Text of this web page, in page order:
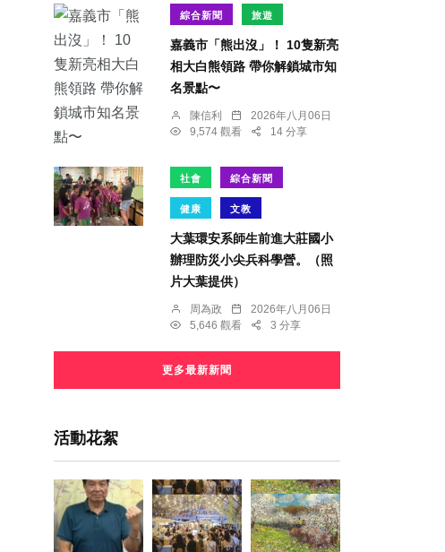
綜合新聞 旅遊
嘉義市「熊出沒」！ 10隻新亮
相大白熊領路 帶你解鎖城市知
名景點〜
陳信利
2026年八月06日
9,574 觀看
14 分享
社會 綜合新聞
健康 文教
大葉環安系師生前進大莊國小
辦理防災小尖兵科學營。（照
片大葉提供）
周為政
2026年八月06日
5,646 觀看
3 分享
更多最新新聞
活動花絮